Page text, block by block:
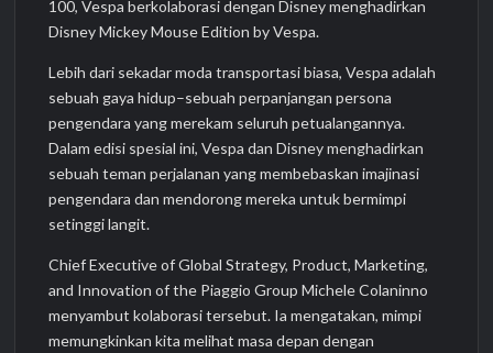
100, Vespa berkolaborasi dengan Disney menghadirkan
Disney Mickey Mouse Edition by Vespa.
Lebih dari sekadar moda transportasi biasa, Vespa adalah
sebuah gaya hidup–sebuah perpanjangan persona
pengendara yang merekam seluruh petualangannya.
Dalam edisi spesial ini, Vespa dan Disney menghadirkan
sebuah teman perjalanan yang membebaskan imajinasi
pengendara dan mendorong mereka untuk bermimpi
setinggi langit.
Chief Executive of Global Strategy, Product, Marketing,
and Innovation of the Piaggio Group Michele Colaninno
menyambut kolaborasi tersebut. Ia mengatakan, mimpi
memungkinkan kita melihat masa depan dengan